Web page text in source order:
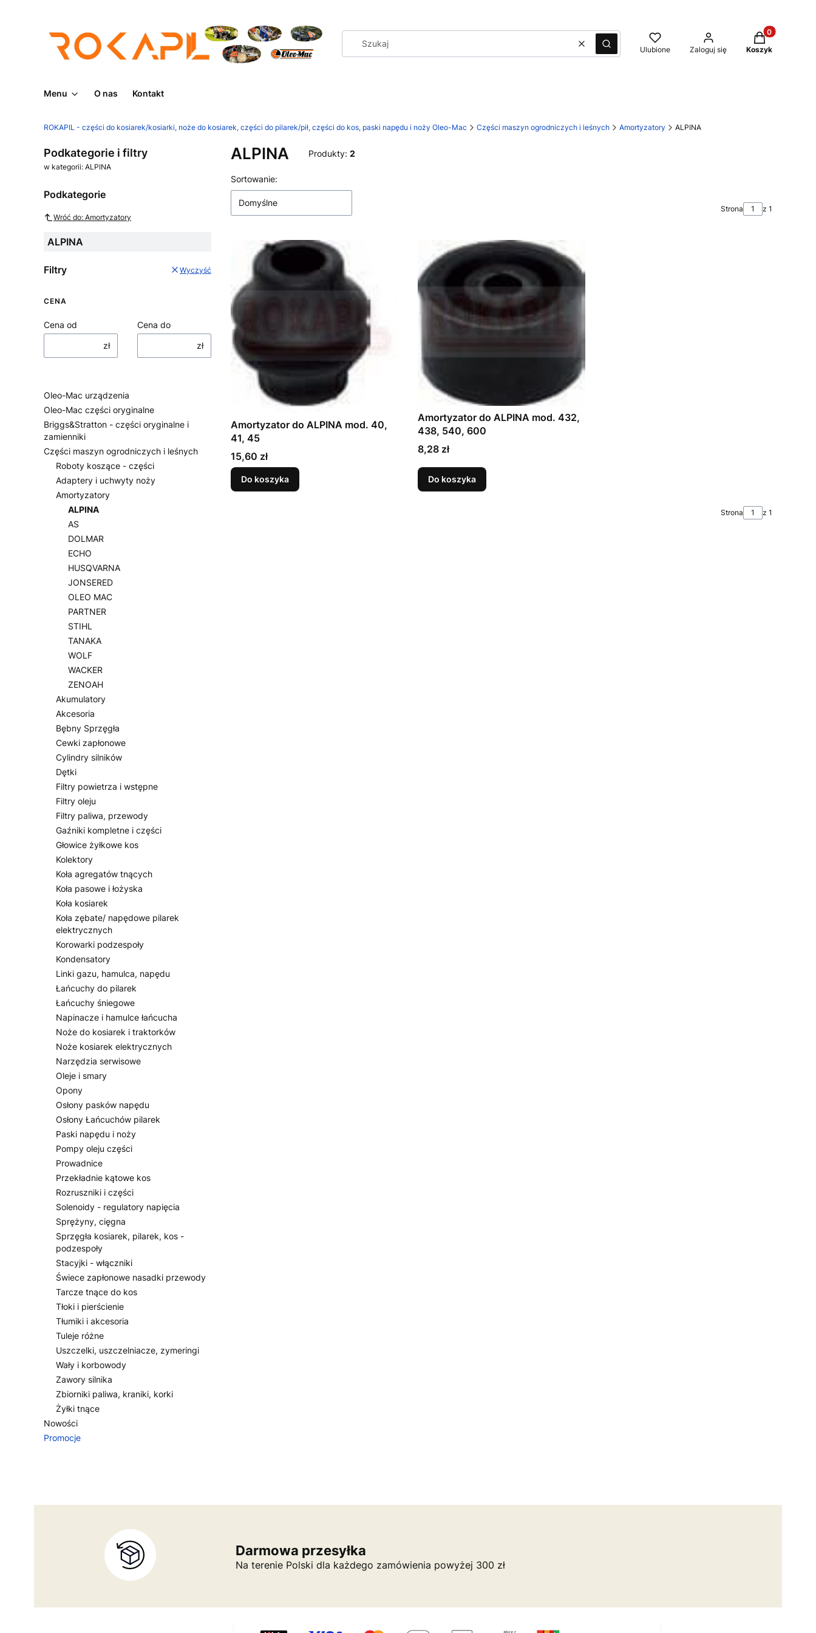
WyczyśćSzukaj Ulubione Zaloguj się
Produkty w
Koszyk
Menu O nas Kontakt
ROKAPIL - części do kosiarek/kosiarki, noże do kosiarek, części do pilarek/pił, części do kos, paski napędu i noży Oleo-Mac Części maszyn ogrodniczych i leśnych Amortyzatory ALPINA
Podkategorie i filtry
w kategorii: ALPINA
Podkategorie
Wróć do: Amortyzatory
ALPINA
Filtry Wyczyść
CENA
Cena od
zł
Cena do
zł
Oleo-Mac urządzenia
Oleo-Mac części oryginalne
Briggs&Stratton - części oryginalne i
zamienniki
Części maszyn ogrodniczych i leśnych
Roboty koszące - części
Adaptery i uchwyty noży
Amortyzatory
ALPINA
AS
DOLMAR
ECHO
HUSQVARNA
JONSERED
OLEO MAC
PARTNER
STIHL
TANAKA
WOLF
WACKER
ZENOAH
Akumulatory
Akcesoria
Bębny Sprzęgła
Cewki zapłonowe
Cylindry silników
Dętki
Filtry powietrza i wstępne
Filtry oleju
Filtry paliwa, przewody
Gaźniki kompletne i części
Głowice żyłkowe kos
Kolektory
Koła agregatów tnących
Koła pasowe i łożyska
Koła kosiarek
Koła zębate/ napędowe pilarek
elektrycznych
Korowarki podzespoły
Kondensatory
Linki gazu, hamulca, napędu
Łańcuchy do pilarek
Łańcuchy śniegowe
Napinacze i hamulce łańcucha
Noże do kosiarek i traktorków
Noże kosiarek elektrycznych
Narzędzia serwisowe
Oleje i smary
Opony
Osłony pasków napędu
Osłony Łańcuchów pilarek
Paski napędu i noży
Pompy oleju części
Prowadnice
Przekładnie kątowe kos
Rozruszniki i części
Solenoidy - regulatory napięcia
Sprężyny, cięgna
Sprzęgła kosiarek, pilarek, kos -
podzespoły
Stacyjki - włączniki
Świece zapłonowe nasadki przewody
Tarcze tnące do kos
Tłoki i pierścienie
Tłumiki i akcesoria
Tuleje różne
Uszczelki, uszczelniacze, zymeringi
Wały i korbowody
Zawory silnika
Zbiorniki paliwa, kraniki, korki
Żyłki tnące
Nowości
Promocje
ALPINA Produkty: 2
Lista produktów
Sortowanie:
Domyślne
Strona z 1
Amortyzator do ALPINA mod. 40,
41, 45
Cena
15,60 zł
Do koszyka
Amortyzator do ALPINA mod. 432,
438, 540, 600
Cena
8,28 zł
Do koszyka
Strona z 1
Darmowa przesyłka
Na terenie Polski dla każdego zamówienia powyżej 300 zł